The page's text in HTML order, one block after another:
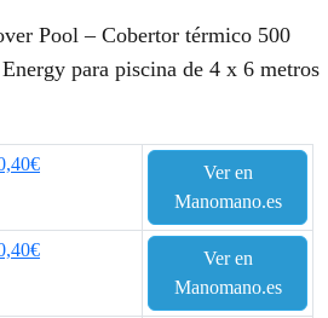
Pool – Cobertor térmico 500
para piscina de 4 x 6 metros
Ver en
Manomano.es
Ver en
Manomano.es